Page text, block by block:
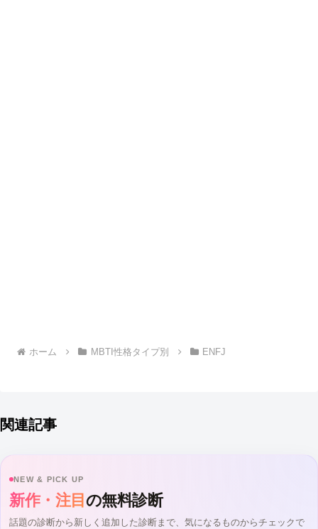
ホーム MBTI性格タイプ別 ENFJ
関連記事
NEW & PICK UP
新作・注目 の無料診断
話題の診断から新しく追加した診断まで、気になるものからチェックで